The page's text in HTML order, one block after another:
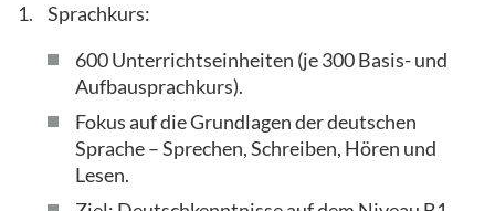
Sprachkurs:
600 Unterrichtseinheiten (je 300 Basis- und
Aufbausprachkurs).
Fokus auf die Grundlagen der deutschen
Sprache – Sprechen, Schreiben, Hören und
Lesen.